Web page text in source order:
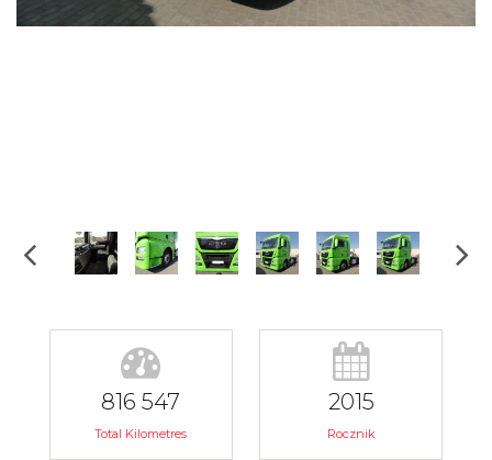
816 547
Total Kilometres
2015
Rocznik